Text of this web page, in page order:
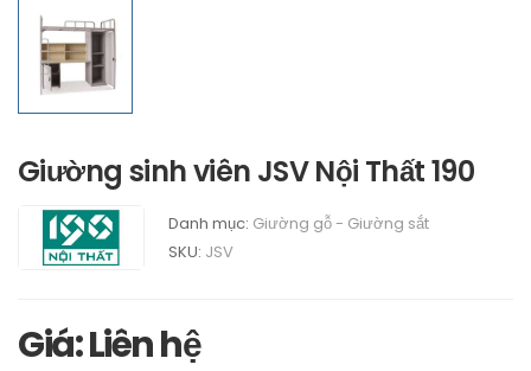
Giường sinh viên JSV Nội Thất 190
Danh mục: Giường gỗ - Giường sắt
SKU: JSV
Giá: Liên hệ